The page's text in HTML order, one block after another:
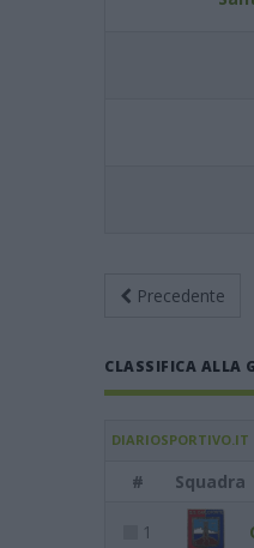
Precedente
CLASSIFICA ALLA
DIARIOSPORTIVO.IT
# Squadra
1